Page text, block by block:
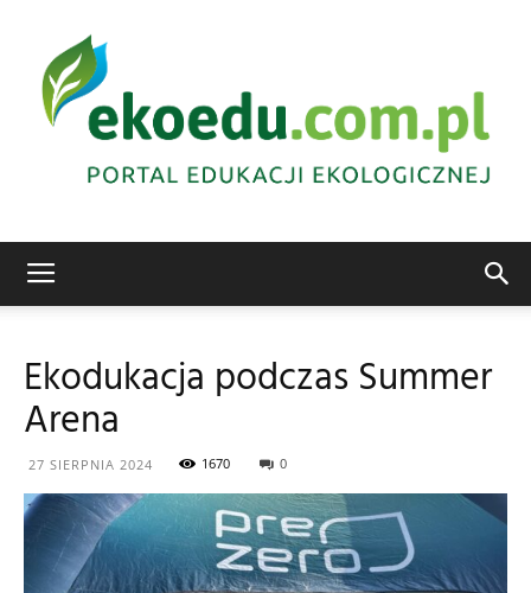
Abrys
Ekodukacja podczas Summer
Arena
27 SIERPNIA 2024 1670 0